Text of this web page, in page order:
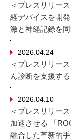
＜プレスリリー
経デバイスを開
激と神経記録を
2026.04.24
＜プレスリリー
ん診断を支援す
2026.04.10
＜プレスリリー
加速させる 「
融合した革新的